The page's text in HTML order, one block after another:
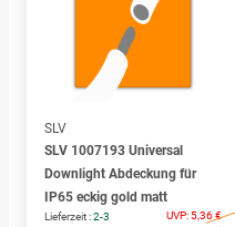
SLV
SLV 1007193 Universal
Downlight Abdeckung für
IP65 eckig gold matt
Lieferzeit :2-3
UVP:5,36 €